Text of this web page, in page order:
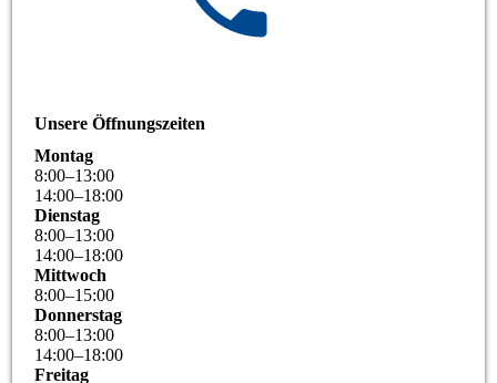
Unsere Öffnungszeiten
Montag
8:00–13:00
14:00–18:00
Dienstag
8:00–13:00
14:00–18:00
Mittwoch
8:00–15:00
Donnerstag
8:00–13:00
14:00–18:00
Freitag